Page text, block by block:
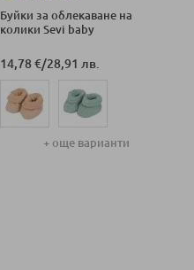
Буйки за облекаване на
колики Sevi baby
14,78 €/28,91 лв.
+ още варианти